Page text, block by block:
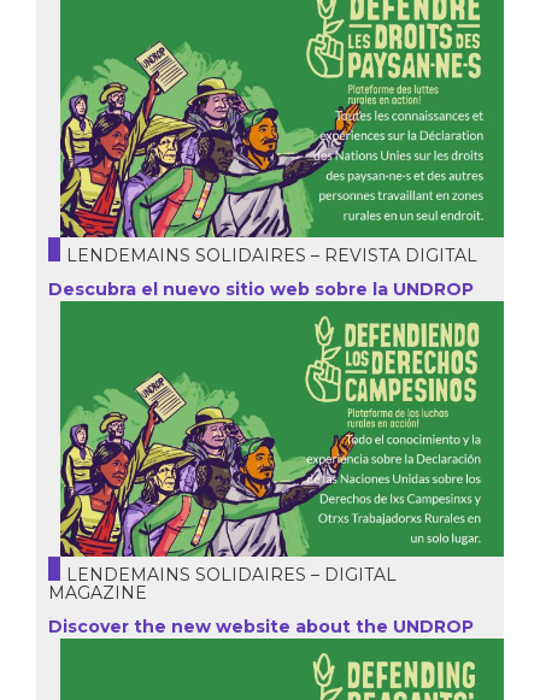
LENDEMAINS SOLIDAIRES – REVISTA DIGITAL
Descubra el nuevo sitio web sobre la UNDROP
LENDEMAINS SOLIDAIRES – DIGITAL
MAGAZINE
Discover the new website about the UNDROP